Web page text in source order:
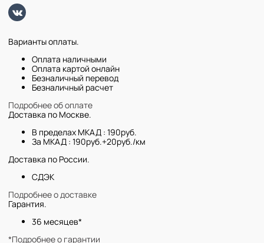
Варианты оплаты.
Оплата наличными
Оплата картой онлайн
Безналичный перевод
Безналичный расчет
Подробнее об оплате
Доставка по Москве.
В пределах МКАД : 190руб.
За МКАД : 190руб.+20руб./км
Доставка по России.
СДЭК
Подробнее о доставке
Гарантия.
36 месяцев*
*Подробнее о гарантии